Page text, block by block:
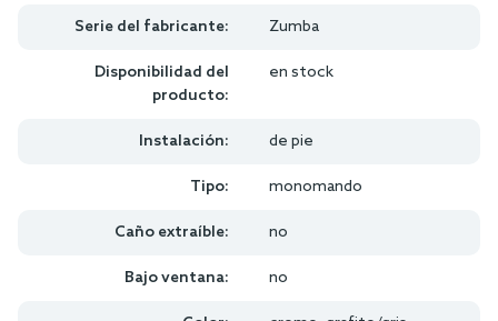
Serie del fabricante: Zumba
Disponibilidad del
producto:
en stock
Instalación: de pie
Tipo: monomando
Caño extraíble: no
Bajo ventana: no